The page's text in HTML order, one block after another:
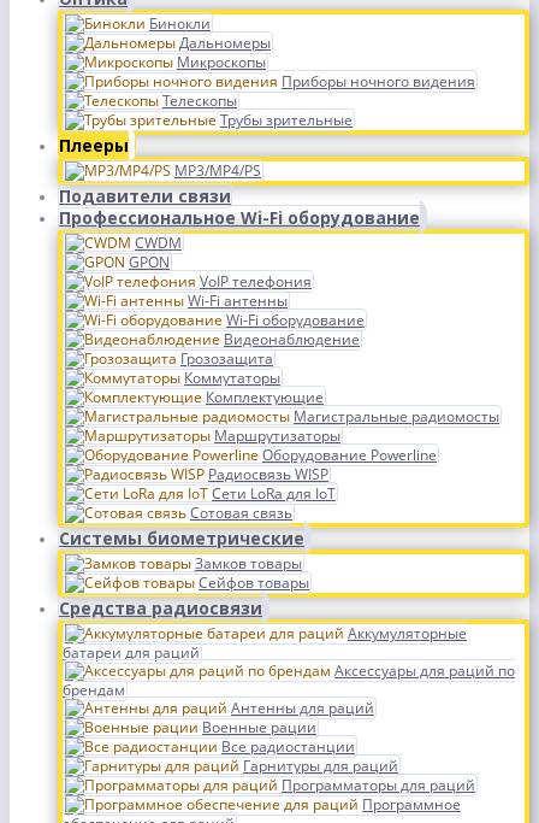
Бинокли
Дальномеры
Микроскопы
Приборы ночного видения
Телескопы
Трубы зрительные
Плееры
MP3/MP4/PS
Подавители связи
Профессиональное Wi-Fi оборудование
CWDM
GPON
VoIP телефония
Wi-Fi антенны
Wi-Fi оборудование
Видеонаблюдение
Грозозащита
Коммутаторы
Комплектующие
Магистральные радиомосты
Маршрутизаторы
Оборудование Powerline
Радиосвязь WISP
Сети LoRa для IoT
Сотовая связь
Системы биометрические
Замков товары
Сейфов товары
Средства радиосвязи
Аккумуляторные
батареи для раций
Аксессуары для раций по
брендам
Антенны для раций
Военные рации
Все радиостанции
Гарнитуры для раций
Программаторы для раций
Программное